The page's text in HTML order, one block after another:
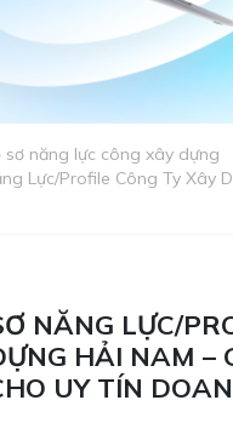
sơ năng lực công xây dựng
Lực/Profile Công Ty Xây
NĂNG LỰC/
HẢI NAM –
UY TÍN